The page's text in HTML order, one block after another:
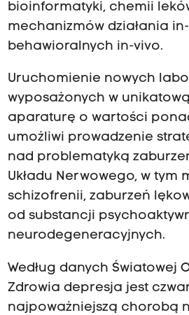
bioinformatyki, chemii
mechanizmów działania
behawioralnych in-vivo.
Uruchomienie nowych
wyposażonych w
aparaturę o wartości
umożliwi prowadzenie
nad problematyką
Układu Nerwowego, w tym
schizofrenii, zaburzeń
od substancji
neurodegeneracyjnych.
Według danych Światowej
Zdrowia depresja jest
najpoważniejszą chorobą